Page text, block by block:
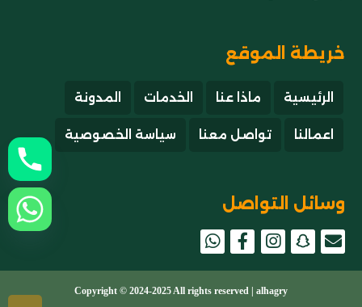
خريطة الموقع
الرئيسية ماذا عنا الخدمات المدونة
اعمالنا تواصل معنا سياسة الخصوصية
وسائل التواصل
snapchat
Copyright © 2024-2025 All rights reserved | alhagry